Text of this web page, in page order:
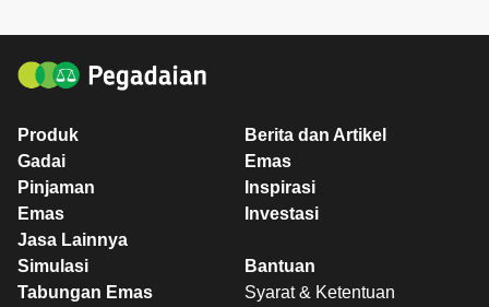
Produk
Gadai
Pinjaman
Emas
Jasa Lainnya
Berita dan Artikel
Emas
Inspirasi
Investasi
Simulasi
Tabungan Emas
Bantuan
Syarat & Ketentuan